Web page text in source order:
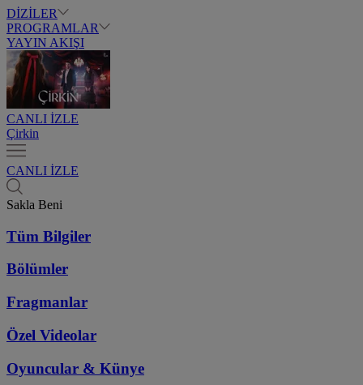
DİZİLER
PROGRAMLAR
YAYIN AKIŞI
CANLI İZLE
Çirkin
CANLI İZLE
Sakla Beni
Tüm Bilgiler
Bölümler
Fragmanlar
Özel Videolar
Oyuncular & Künye